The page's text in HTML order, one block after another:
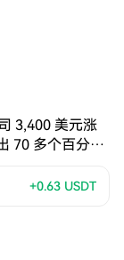
3,400 美元涨
70 多个百分
分点。
+0.63 USDT